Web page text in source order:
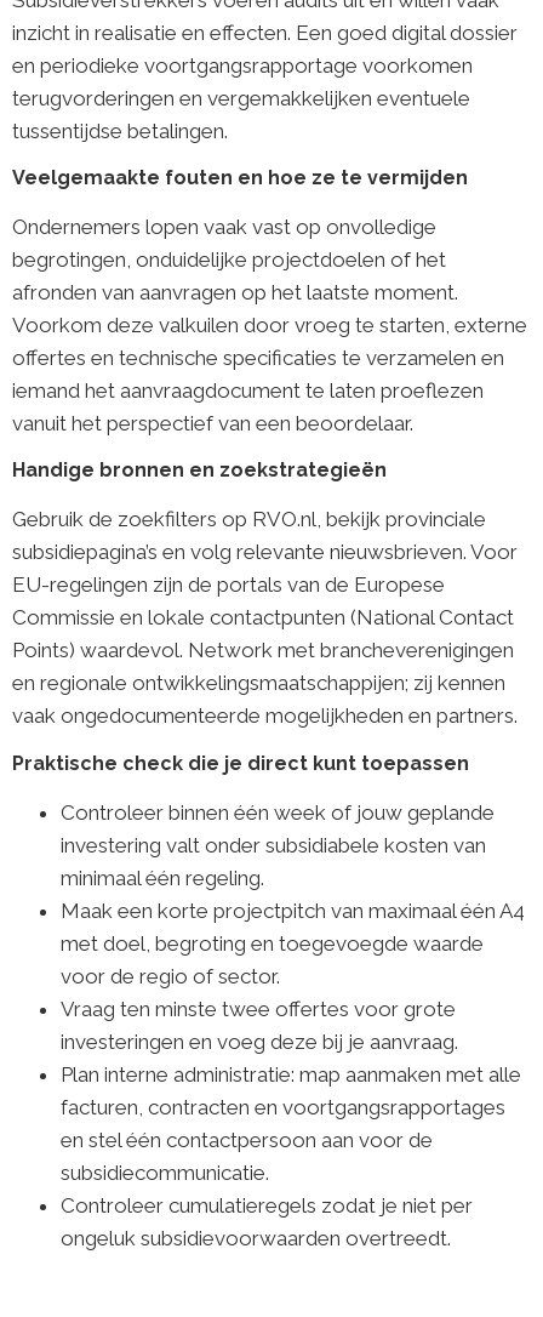
inzicht in realisatie en effecten. Een goed digital dossier
en periodieke voortgangsrapportage voorkomen
terugvorderingen en vergemakkelijken eventuele
tussentijdse betalingen.
Veelgemaakte fouten en hoe ze te vermijden
Ondernemers lopen vaak vast op onvolledige
begrotingen, onduidelijke projectdoelen of het
afronden van aanvragen op het laatste moment.
Voorkom deze valkuilen door vroeg te starten, externe
offertes en technische specificaties te verzamelen en
iemand het aanvraagdocument te laten proeflezen
vanuit het perspectief van een beoordelaar.
Handige bronnen en zoekstrategieën
Gebruik de zoekfilters op RVO.nl, bekijk provinciale
subsidiepagina’s en volg relevante nieuwsbrieven. Voor
EU-regelingen zijn de portals van de Europese
Commissie en lokale contactpunten (National Contact
Points) waardevol. Network met brancheverenigingen
en regionale ontwikkelingsmaatschappijen; zij kennen
vaak ongedocumenteerde mogelijkheden en partners.
Praktische check die je direct kunt toepassen
Controleer binnen één week of jouw geplande
investering valt onder subsidiabele kosten van
minimaal één regeling.
Maak een korte projectpitch van maximaal één A4
met doel, begroting en toegevoegde waarde
voor de regio of sector.
Vraag ten minste twee offertes voor grote
investeringen en voeg deze bij je aanvraag.
Plan interne administratie: map aanmaken met alle
facturen, contracten en voortgangsrapportages
en stel één contactpersoon aan voor de
subsidiecommunicatie.
Controleer cumulatieregels zodat je niet per
ongeluk subsidievoorwaarden overtreedt.